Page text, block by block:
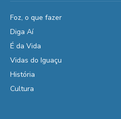
Foz, o que fazer
Diga Aí
É da Vida
Vidas do Iguaçu
História
Cultura